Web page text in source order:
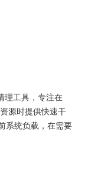
理工具，专注在
源时提供快速干
系统负载，在需要